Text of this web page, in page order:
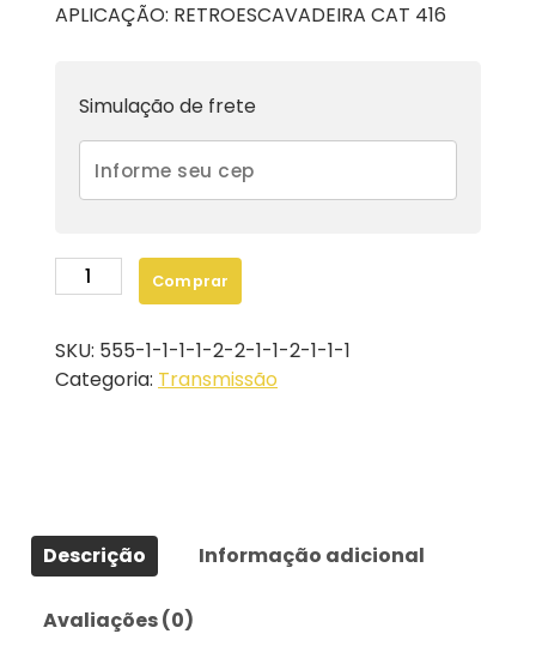
APLICAÇÃO: RETROESCAVADEIRA CAT 416
Simulação de frete
DISCO
SEPARADOR
quantidade
Comprar
SKU: 555-1-1-1-1-2-2-1-1-2-1-1-1
Categoria: Transmissão
Descrição Informação adicional
Avaliações (0)